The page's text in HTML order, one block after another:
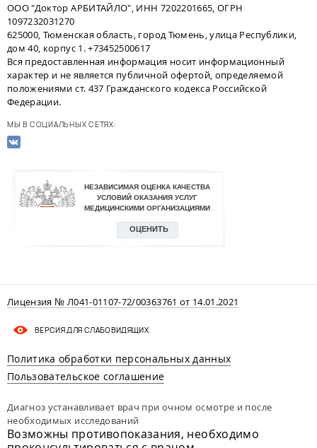
ООО "Доктор АРБИТАЙЛО", ИНН 7202201665, ОГРН
1097232031270
625000, Тюменская область, город Тюмень, улица Республики,
дом 40, корпус 1. +73452500617
Вся предоставленная информация носит информационный
характер и не является публичной офертой, определяемой
положениями ст. 437 Гражданского кодекса Российской
Федерации.
МЫ В СОЦИАЛЬНЫХ СЕТЯХ:
Лицензия № Л041-01107-72/00363761 от 14.01.2021
ВЕРСИЯ ДЛЯ СЛАБОВИДЯЩИХ
Политика обработки персональных данных
Пользовательское соглашение
Диагноз устанавливает врач при очном осмотре и после
необходимых исследований
Возможны противопоказания, необходимо